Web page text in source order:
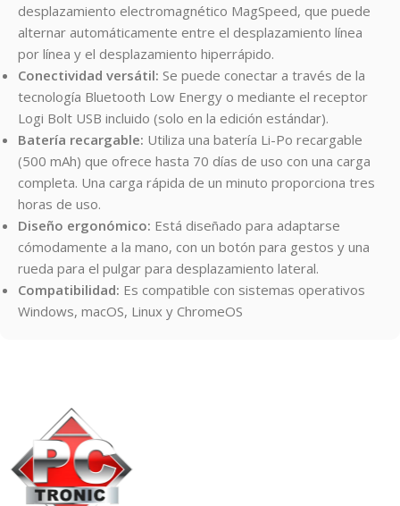
desplazamiento electromagnético MagSpeed, que puede
alternar automáticamente entre el desplazamiento línea
por línea y el desplazamiento hiperrápido.
Conectividad versátil: Se puede conectar a través de la
tecnología Bluetooth Low Energy o mediante el receptor
Logi Bolt USB incluido (solo en la edición estándar).
Batería recargable: Utiliza una batería Li-Po recargable
(500 mAh) que ofrece hasta 70 días de uso con una carga
completa. Una carga rápida de un minuto proporciona tres
horas de uso.
Diseño ergonómico: Está diseñado para adaptarse
cómodamente a la mano, con un botón para gestos y una
rueda para el pulgar para desplazamiento lateral.
Compatibilidad: Es compatible con sistemas operativos
Windows, macOS, Linux y ChromeOS